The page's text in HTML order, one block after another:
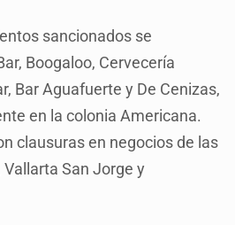
sancionados se
Boogaloo, Cervecería
Bar Aguafuerte y De Cenizas,
en la colonia Americana.
clausuras en negocios de las
San Jorge y